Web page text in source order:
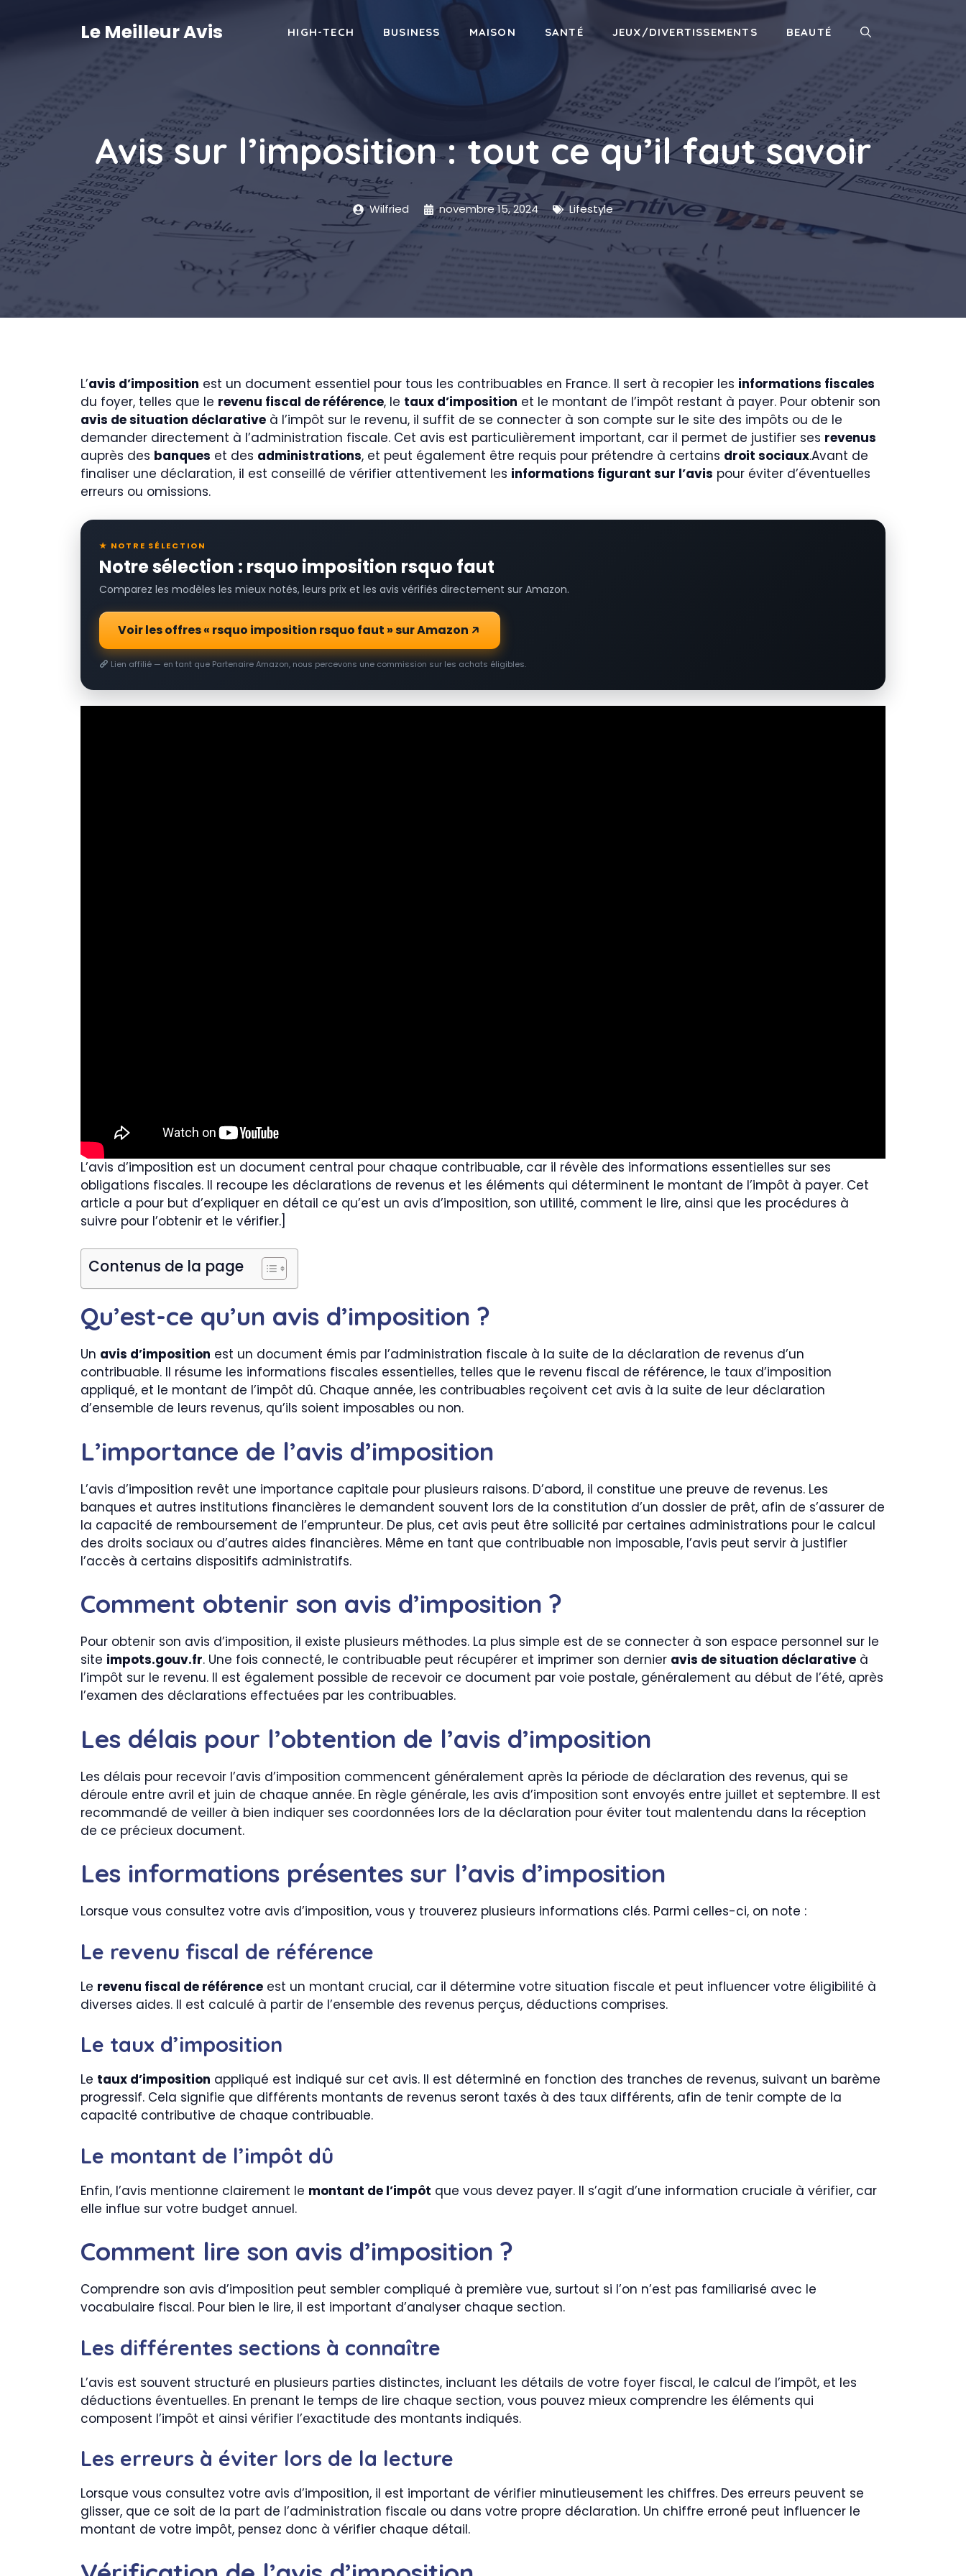
Le Meilleur Avis HIGH-TECH BUSINESS MAISON SANTÉ JEUX/DIVERTISSEMENTS BEAUTÉ
Avis sur l’imposition : tout ce qu’il faut savoir
Wilfried novembre 15, 2024 Lifestyle
L’avis d’imposition est un document essentiel pour tous les contribuables en France. Il sert à recopier les informations fiscales
du foyer, telles que le revenu fiscal de référence, le taux d’imposition et le montant de l’impôt restant à payer. Pour obtenir son
avis de situation déclarative à l’impôt sur le revenu, il suffit de se connecter à son compte sur le site des impôts ou de le
demander directement à l’administration fiscale. Cet avis est particulièrement important, car il permet de justifier ses revenus
auprès des banques et des administrations, et peut également être requis pour prétendre à certains droit sociaux.Avant de
finaliser une déclaration, il est conseillé de vérifier attentivement les informations figurant sur l’avis pour éviter d’éventuelles
erreurs ou omissions.
★ NOTRE SÉLECTION
Notre sélection : rsquo imposition rsquo faut
Comparez les modèles les mieux notés, leurs prix et les avis vérifiés directement sur Amazon.
Voir les offres « rsquo imposition rsquo faut » sur Amazon
Lien affilié — en tant que Partenaire Amazon, nous percevons une commission sur les achats éligibles.
L’avis d’imposition est un document central pour chaque contribuable, car il révèle des informations essentielles sur ses
obligations fiscales. Il recoupe les déclarations de revenus et les éléments qui déterminent le montant de l’impôt à payer. Cet
article a pour but d’expliquer en détail ce qu’est un avis d’imposition, son utilité, comment le lire, ainsi que les procédures à
suivre pour l’obtenir et le vérifier.]
Contenus de la page
Qu’est-ce qu’un avis d’imposition ?
Un avis d’imposition est un document émis par l’administration fiscale à la suite de la déclaration de revenus d’un
contribuable. Il résume les informations fiscales essentielles, telles que le revenu fiscal de référence, le taux d’imposition
appliqué, et le montant de l’impôt dû. Chaque année, les contribuables reçoivent cet avis à la suite de leur déclaration
d’ensemble de leurs revenus, qu’ils soient imposables ou non.
L’importance de l’avis d’imposition
L’avis d’imposition revêt une importance capitale pour plusieurs raisons. D’abord, il constitue une preuve de revenus. Les
banques et autres institutions financières le demandent souvent lors de la constitution d’un dossier de prêt, afin de s’assurer de
la capacité de remboursement de l’emprunteur. De plus, cet avis peut être sollicité par certaines administrations pour le calcul
des droits sociaux ou d’autres aides financières. Même en tant que contribuable non imposable, l’avis peut servir à justifier
l’accès à certains dispositifs administratifs.
Comment obtenir son avis d’imposition ?
Pour obtenir son avis d’imposition, il existe plusieurs méthodes. La plus simple est de se connecter à son espace personnel sur le
site impots.gouv.fr. Une fois connecté, le contribuable peut récupérer et imprimer son dernier avis de situation déclarative à
l’impôt sur le revenu. Il est également possible de recevoir ce document par voie postale, généralement au début de l’été, après
l’examen des déclarations effectuées par les contribuables.
Les délais pour l’obtention de l’avis d’imposition
Les délais pour recevoir l’avis d’imposition commencent généralement après la période de déclaration des revenus, qui se
déroule entre avril et juin de chaque année. En règle générale, les avis d’imposition sont envoyés entre juillet et septembre. Il est
recommandé de veiller à bien indiquer ses coordonnées lors de la déclaration pour éviter tout malentendu dans la réception
de ce précieux document.
Les informations présentes sur l’avis d’imposition
Lorsque vous consultez votre avis d’imposition, vous y trouverez plusieurs informations clés. Parmi celles-ci, on note :
Le revenu fiscal de référence
Le revenu fiscal de référence est un montant crucial, car il détermine votre situation fiscale et peut influencer votre éligibilité à
diverses aides. Il est calculé à partir de l’ensemble des revenus perçus, déductions comprises.
Le taux d’imposition
Le taux d’imposition appliqué est indiqué sur cet avis. Il est déterminé en fonction des tranches de revenus, suivant un barème
progressif. Cela signifie que différents montants de revenus seront taxés à des taux différents, afin de tenir compte de la
capacité contributive de chaque contribuable.
Le montant de l’impôt dû
Enfin, l’avis mentionne clairement le montant de l’impôt que vous devez payer. Il s’agit d’une information cruciale à vérifier, car
elle influe sur votre budget annuel.
Comment lire son avis d’imposition ?
Comprendre son avis d’imposition peut sembler compliqué à première vue, surtout si l’on n’est pas familiarisé avec le
vocabulaire fiscal. Pour bien le lire, il est important d’analyser chaque section.
Les différentes sections à connaître
L’avis est souvent structuré en plusieurs parties distinctes, incluant les détails de votre foyer fiscal, le calcul de l’impôt, et les
déductions éventuelles. En prenant le temps de lire chaque section, vous pouvez mieux comprendre les éléments qui
composent l’impôt et ainsi vérifier l’exactitude des montants indiqués.
Les erreurs à éviter lors de la lecture
Lorsque vous consultez votre avis d’imposition, il est important de vérifier minutieusement les chiffres. Des erreurs peuvent se
glisser, que ce soit de la part de l’administration fiscale ou dans votre propre déclaration. Un chiffre erroné peut influencer le
montant de votre impôt, pensez donc à vérifier chaque détail.